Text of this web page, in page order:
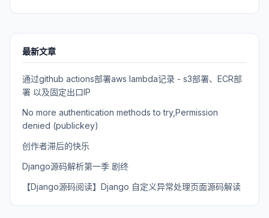
最新文章
通过github actions部署aws lambda记录 - s3部署、ECR部
署 以及固定出口IP
No more authentication methods to try,Permission
denied (publickey)
创作者滞后的快乐
Django源码解析第一季 剧终
【Django源码阅读】Django 自定义异常处理页面源码解读